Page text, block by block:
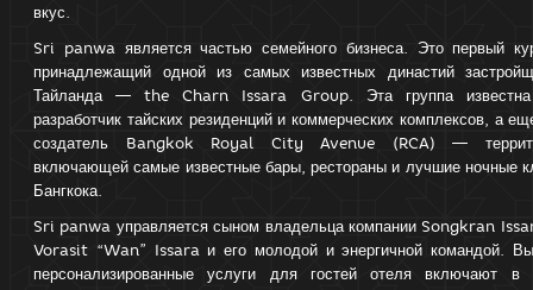
вкус.
Sri panwa является частью семейного бизнеса. Это первый
принадлежащий одной из самых известных династий
Тайланда — the Charn Issara Group. Эта группа
разработчик тайских резиденций и коммерческих комплексов, а
создатель Bangkok Royal City Avenue (RCA) —
включающей самые известные бары, рестораны и лучшие ночные
Бангкока.
Sri panwa управляется сыном владельца компании Songkran
Vorasit “Wan” Issara и его молодой и энергичной командой.
персонализированные услуги для гостей отеля включают в